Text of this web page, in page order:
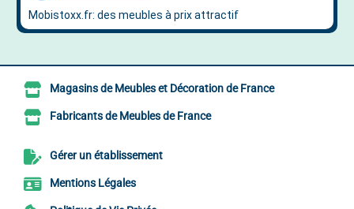
Magasins de Meubles et Décoration de France
Fabricants de Meubles de France
Gérer un établissement
Mentions Légales